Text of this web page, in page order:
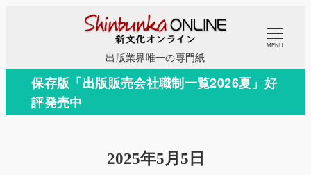
コ
テ
出版業界唯一の専門紙
MENU
保存版「出版販売会社職制一覧2026夏」好
評発売中
2025年5月5日